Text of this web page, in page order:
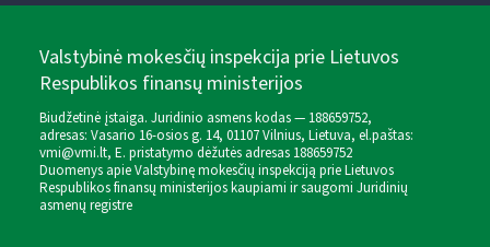
Valstybinė mokesčių inspekcija prie Lietuvos
Respublikos finansų ministerijos
Biudžetinė įstaiga. Juridinio asmens kodas — 188659752,
adresas: Vasario 16-osios g. 14, 01107 Vilnius, Lietuva, el.paštas:
vmi@vmi.lt, E. pristatymo dėžutės adresas 188659752
Duomenys apie Valstybinę mokesčių inspekciją prie Lietuvos
Respublikos finansų ministerijos kaupiami ir saugomi Juridinių
asmenų registre